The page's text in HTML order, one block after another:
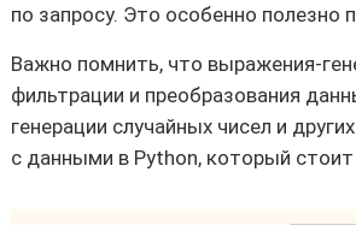
по запросу. Это особенно
Важно помнить, что выражения-
фильтрации и преобразования
генерации случайных чисел и
с данными в Python, который стоит